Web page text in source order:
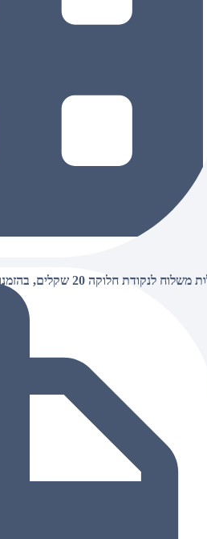
לנקודת חלוקה 20 שקלים, בהזמנות מעל 500 שקלים ללא חיוב (חינם),